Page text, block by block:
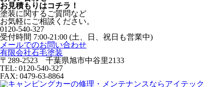
お⾒積もりはコチラ！
塗装に関するご質問など
お気軽にご相談ください。
0120-540-327
受付時間 7:00-21:00 (土、日、祝日も営業中)
メールでのお問い合わせ
有限会社石毛塗装
〒289-2523 千葉県旭市中谷里2133
TEL: 0120-540-327
FAX: 0479-63-8864